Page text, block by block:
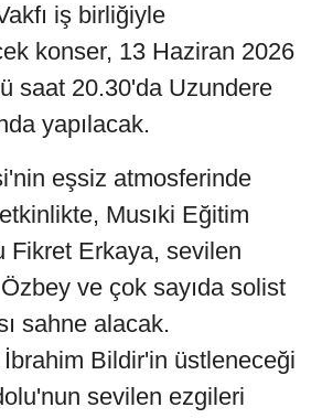
iş birliğiyle
konser, 13 Haziran 2026
saat 20.30'da Uzundere
yapılacak.
eşsiz atmosferinde
Musıki Eğitim
Fikret Erkaya, sevilen
ve çok sayıda solist
sahne alacak.
Bildir'in üstleneceği
sevilen ezgileri